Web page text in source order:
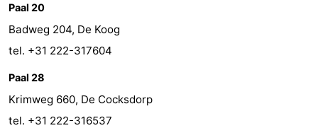
Parken
Inselhüpfen
Reisebuchshop
Medizin
Adressen
Region
Paal 20
Badweg 204, De Koog
tel. +31 222-317604
Paal 28
Krimweg 660, De Cocksdorp
tel. +31 222-316537